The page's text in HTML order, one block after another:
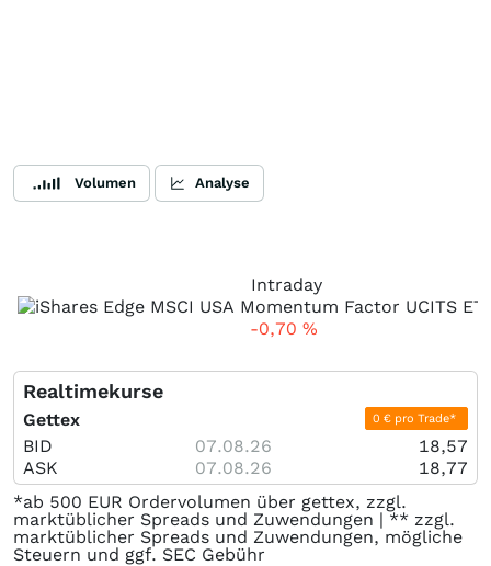
Volumen Analyse
Intraday
-0,70 %
Realtimekurse
Gettex 0 € pro Trade*
BID 07.08.26
18,57
ASK
07.08.26
18,77
*ab 500 EUR Ordervolumen über gettex, zzgl.
marktüblicher Spreads und Zuwendungen | ** zzgl.
marktüblicher Spreads und Zuwendungen, mögliche
Steuern und ggf. SEC Gebühr